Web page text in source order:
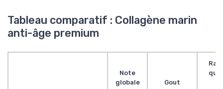
Tableau comparatif : Collagène marin
anti-âge premium
Note
globale
Gout